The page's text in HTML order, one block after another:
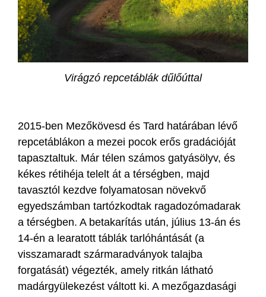
Virágzó repcetáblák dűlőúttal
2015-ben Mezőkövesd és Tard határában lévő
repcetáblákon a mezei pocok erős gradációját
tapasztaltuk. Már télen számos gatyásölyv, és
kékes rétihéja telelt át a térségben, majd
tavasztól kezdve folyamatosan növekvő
egyedszámban tartózkodtak ragadozómadarak
a térségben. A betakarítás után, július 13-án és
14-én a learatott táblák tarlóhántását (a
visszamaradt szármaradványok talajba
forgatását) végezték, amely ritkán látható
madárgyülekezést váltott ki. A mezőgazdasági